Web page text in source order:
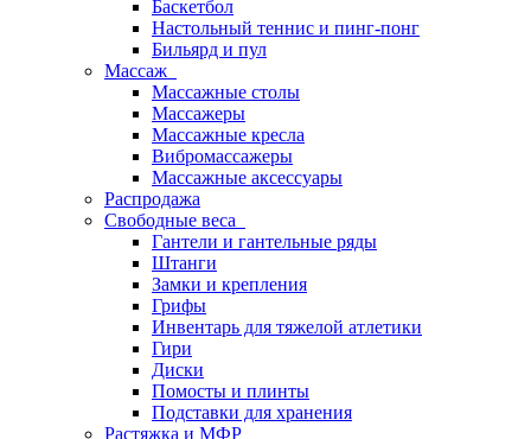
Баскетбол
Настольный теннис и пинг-понг
Бильярд и пул
Массаж
Массажные столы
Массажеры
Массажные кресла
Вибромассажеры
Массажные аксессуары
Распродажа
Свободные веса
Гантели и гантельные ряды
Штанги
Замки и крепления
Грифы
Инвентарь для тяжелой атлетики
Гири
Диски
Помосты и плинты
Подставки для хранения
Растяжка и МФР